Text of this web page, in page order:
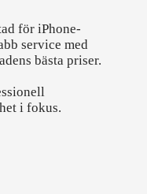
för iPhone-
service med
bästa priser.
i fokus.